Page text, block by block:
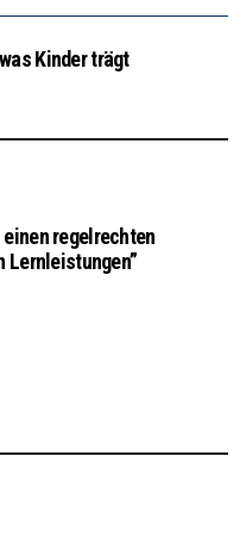
Kinder trägt
einen regelrechten
Lernleistungen”